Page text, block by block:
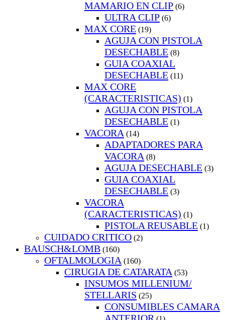
MAMARIO EN CLIP (6)
ULTRA CLIP (6)
MAX CORE (19)
AGUJA CON PISTOLA
DESECHABLE (8)
GUIA COAXIAL
DESECHABLE (11)
MAX CORE
(CARACTERISTICAS) (1)
AGUJA CON PISTOLA
DESECHABLE (1)
VACORA (14)
ADAPTADORES PARA
VACORA (8)
AGUJA DESECHABLE (3)
GUIA COAXIAL
DESECHABLE (3)
VACORA
(CARACTERISTICAS) (1)
PISTOLA REUSABLE (1)
CUIDADO CRITICO (2)
BAUSCH&LOMB (160)
OFTALMOLOGIA (160)
CIRUGIA DE CATARATA (53)
INSUMOS MILLENIUM/
STELLARIS (25)
CONSUMIBLES CAMARA